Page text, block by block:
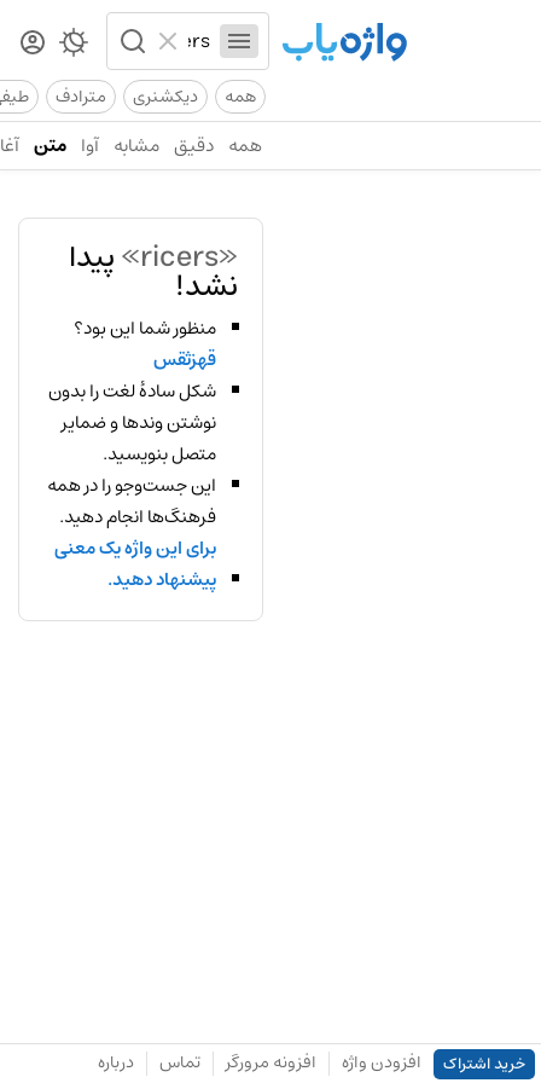
همه دیکشنری مترادف
همه دقیق مشابه آوا متن
«ricers» پیدا
نشد!
منظور شما این بود؟
قهزثقس
شکل سادهٔ لغت را بدون
نوشتن وندها و ضمایر
متصل بنویسید.
این جست‌وجو را در همه
فرهنگ‌ها انجام دهید.
برای این واژه یک معنی
پیشنهاد دهید.
خرید اشتراک افزودن واژه افزونه مرورگر تماس درباره